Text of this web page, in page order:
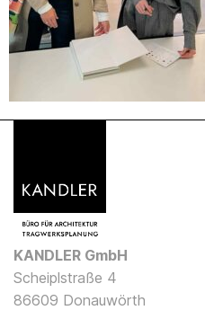
KANDLER GmbH
Scheiplstraße 4
86609 Donauwörth